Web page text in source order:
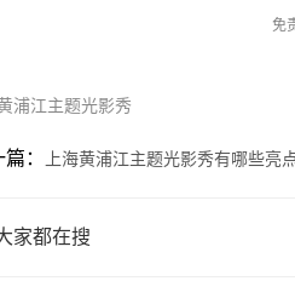
免
浦江主题光影秀
篇： 上海黄浦江主题光影秀有哪些亮
家都在搜